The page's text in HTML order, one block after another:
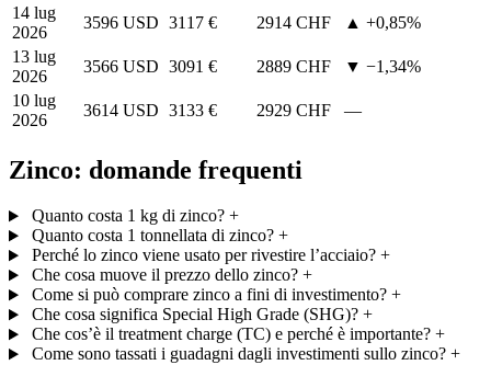
14 lug
2026
3596 USD 3117 € 2914 CHF
▲ +0,85%
13 lug
2026
3566 USD 3091 € 2889 CHF
▼ −1,34%
10 lug
2026
3614 USD 3133 € 2929 CHF —
Zinco: domande frequenti
Quanto costa 1 kg di zinco? +
Quanto costa 1 tonnellata di zinco? +
Perché lo zinco viene usato per rivestire l’acciaio? +
Che cosa muove il prezzo dello zinco? +
Come si può comprare zinco a fini di investimento? +
Che cosa significa Special High Grade (SHG)? +
Che cos’è il treatment charge (TC) e perché è importante? +
Come sono tassati i guadagni dagli investimenti sullo zinco? +